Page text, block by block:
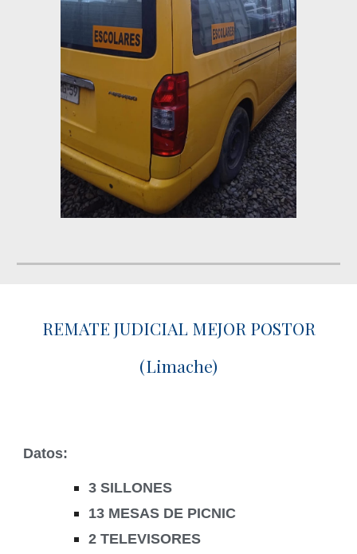
REMATE JUDICIAL MEJOR POSTOR
(Limache)
Datos:
3 SILLONES
13 MESAS DE PICNIC
2 TELEVISORES